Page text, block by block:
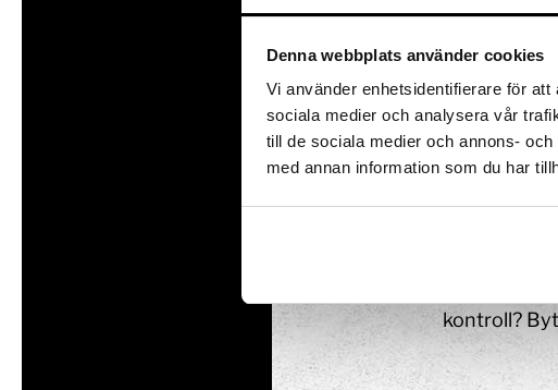
Denna webbplats använder cookies
Vi använder enhetsidentifierare för
sociala medier och analysera vår
till de sociala medier och annons-
med annan information som du har
Mattemagiskt
Optikul!
att jämföra
var på
realtid.
Eye
utforskning.
kontroll?